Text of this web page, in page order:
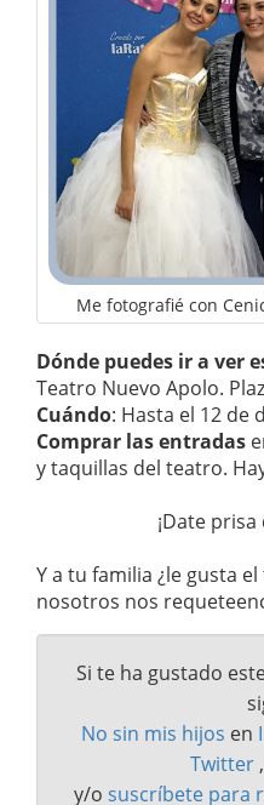
Me fotografié con
Dónde puedes ir a ver
Teatro Nuevo Apolo.
Cuándo: Hasta el 12 de
Comprar las entradas
y taquillas del teatro.
¡Date
Y a tu familia ¿le gusta
nosotros nos
Si te ha gustado
No sin mis hijos en
Twitter ,
y/o suscríbete para